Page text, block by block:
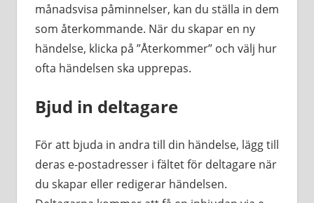
månadsvisa påminnelser, kan du ställa in dem
som återkommande. När du skapar en ny
händelse, klicka på ”Återkommer” och välj hur
ofta händelsen ska upprepas.
Bjud in deltagare
För att bjuda in andra till din händelse, lägg till
deras e-postadresser i fältet för deltagare när
du skapar eller redigerar händelsen.